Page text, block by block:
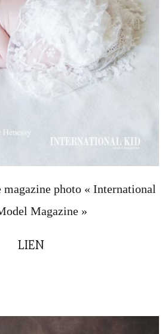
magazine photo « International
Magazine »
LIEN